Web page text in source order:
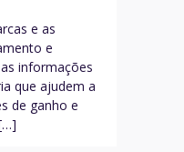
e as
e
informações
que ajudem a
de ganho e